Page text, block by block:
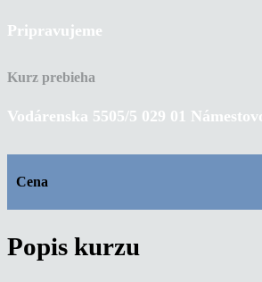
Pripravujeme
Kurz prebieha
Vodárenska 5505/5 029 01
Cena
Popis kurzu